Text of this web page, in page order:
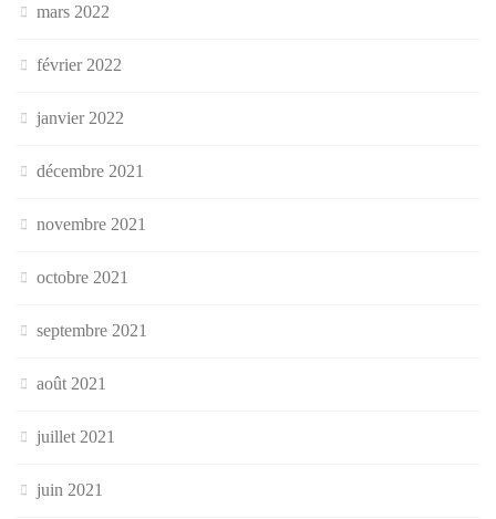
mars 2022
février 2022
janvier 2022
décembre 2021
novembre 2021
octobre 2021
septembre 2021
août 2021
juillet 2021
juin 2021